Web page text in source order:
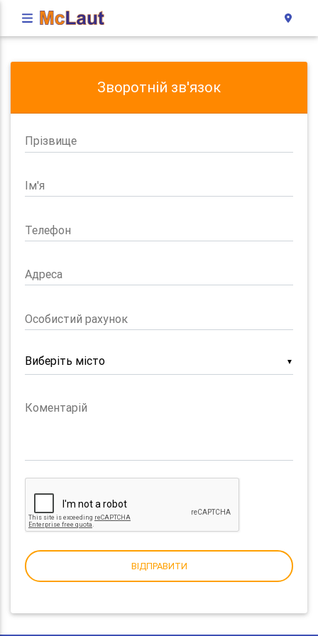
Зворотній зв'язок
Прізвище
Ім'я
Телефон
Адреса
Особистий рахунок
▼
Коментарій
ВІДПРАВИТИ